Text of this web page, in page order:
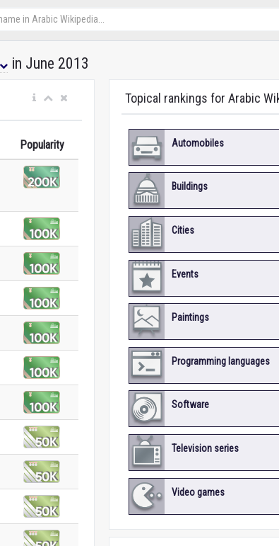
in June 2013
Popularity
Topical rankings for Arabic
Automobiles
Buildings
Cities
Events
Paintings
Programming languages
Software
Television series
Video games